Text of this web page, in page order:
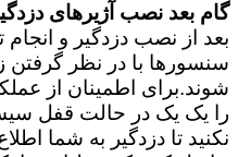
گام بعد نصب آژیرهای
بعد از نصب دزدگیر و انجام
سنسورها با در نظر گرفتن
شوند.برای اطمینان از
را یک یک در حالت قفل
نکنید تا دزدگیر به شما